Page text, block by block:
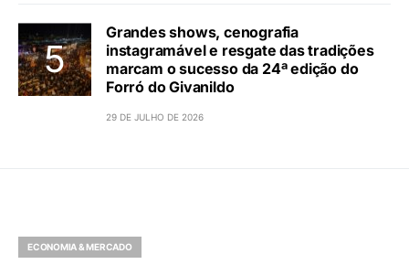
Grandes shows, cenografia
instagramável e resgate das tradições
marcam o sucesso da 24ª edição do
Forró do Givanildo
29 DE JULHO DE 2026
ECONOMIA & MERCADO